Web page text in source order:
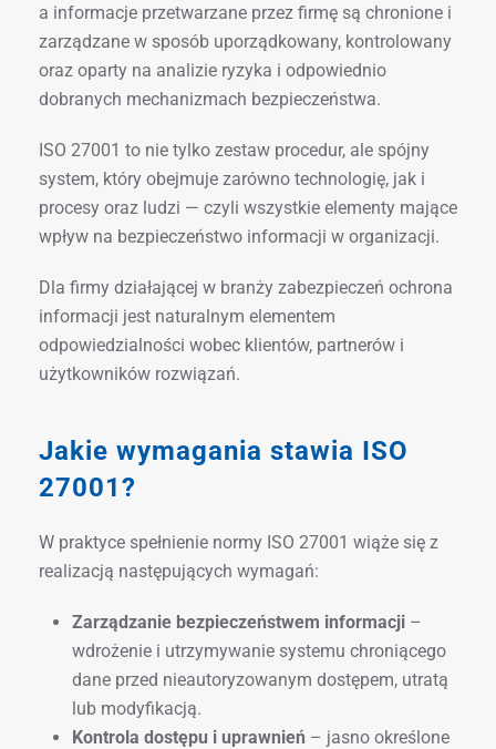
a informacje przetwarzane przez firmę są chronione i
zarządzane w sposób uporządkowany, kontrolowany
oraz oparty na analizie ryzyka i odpowiednio
dobranych mechanizmach bezpieczeństwa.
ISO 27001 to nie tylko zestaw procedur, ale spójny
system, który obejmuje zarówno technologię, jak i
procesy oraz ludzi — czyli wszystkie elementy mające
wpływ na bezpieczeństwo informacji w organizacji.
Dla firmy działającej w branży zabezpieczeń ochrona
informacji jest naturalnym elementem
odpowiedzialności wobec klientów, partnerów i
użytkowników rozwiązań.
Jakie wymagania stawia ISO
27001?
W praktyce spełnienie normy ISO 27001 wiąże się z
realizacją następujących wymagań:
Zarządzanie bezpieczeństwem informacji –
wdrożenie i utrzymywanie systemu chroniącego
dane przed nieautoryzowanym dostępem, utratą
lub modyfikacją.
Kontrola dostępu i uprawnień – jasno określone